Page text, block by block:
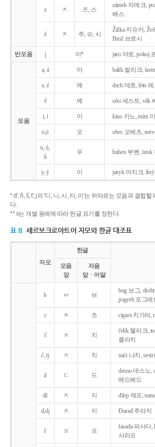
z ㅈ 즈, 스
zámek 자메크,
베스
ž ㅈ 주, 슈, 시
Žižka 지슈카,
Brož 브로시
반모음 j 이* jaro 야로, pokoj
모음
a, á 아 balík 발리크,
e, é 에 dech 데흐, léto
ě 예 sěst 셰스트, věk
i, í 이 kino 키노, míra
o,ó 오 obec 오베츠,
u, ú,
ů
우 buben 부벤, úrok
y, ý 이 jazyk야지크, líný
* d', ň, š, t', j의 '디, 니, 시, 티, 이'는 뒤따르는 모음과 결합
다.
** x는 개별 용례에 따라 한글 표기를 정한다.
표 8 세르보크로아트어 자모와 한글 대조표
자모
한글
모음
앞
자음
앞ㆍ어말
b ㅂ 브
bog 보그,
pogreb 포그레
c ㅊ 츠 cigara 치가라,
č ㅊ 치
čelik 첼리크,
콜라치
ć, tj ㅊ 치 naći 나치,
d ㄷ 드
desno 데스노,
메드베드
dž ㅈ 지 džep 제프,
đ,dj ㅈ 지 Ðurađ 주라지
f ㅍ 프
fasada 파사다
샤라프